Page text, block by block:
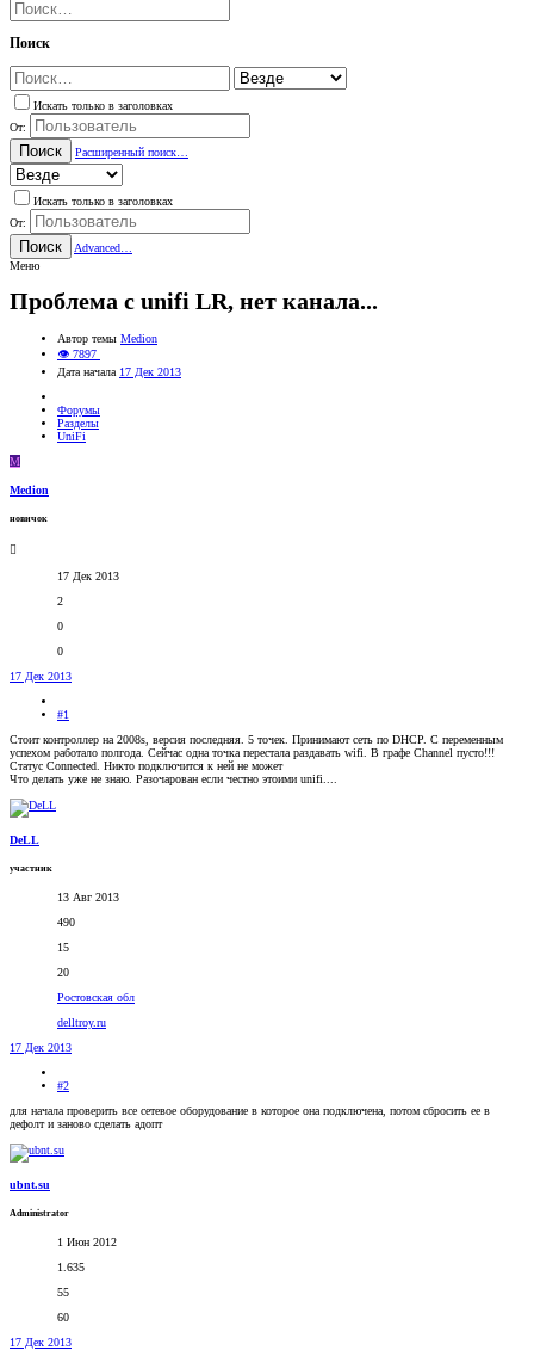
Поиск
Искать только в заголовках
От:
Поиск Расширенный поиск…
Искать только в заголовках
От:
Поиск
Advanced…
Меню
Проблема с unifi LR, нет канала...
Автор темы Medion
👁 7897
Дата начала 17 Дек 2013
Форумы
Разделы
UniFi
M
Medion
новичок
17 Дек 2013
2
0
0
17 Дек 2013
#1
Стоит контроллер на 2008s, версия последняя. 5 точек. Принимают сеть по DHCP. С переменным
успехом работало полгода. Сейчас одна точка перестала раздавать wifi. В графе Channel пусто!!!
Статус Connected. Никто подключится к ней не может
Что делать уже не знаю. Разочарован если честно этоими unifi....
DeLL
участник
13 Авг 2013
490
15
20
Ростовская обл
delltroy.ru
17 Дек 2013
#2
для начала проверить все сетевое оборудование в которое она подключена, потом сбросить ее в
дефолт и заново сделать адопт
ubnt.su
Administrator
1 Июн 2012
1.635
55
60
17 Дек 2013